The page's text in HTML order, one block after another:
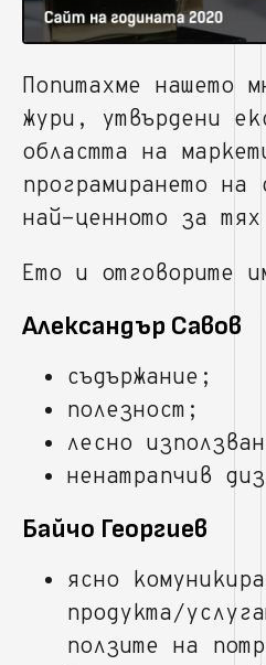
Попитахме нашето
жури, утвърдени
областта на
програмирането
най-ценното за
Ето и отговорите
Александър Савов
съдържание;
полезност;
лесно
ненатрапчив
Байчо Георгиев
ясно
продукта/
ползите на